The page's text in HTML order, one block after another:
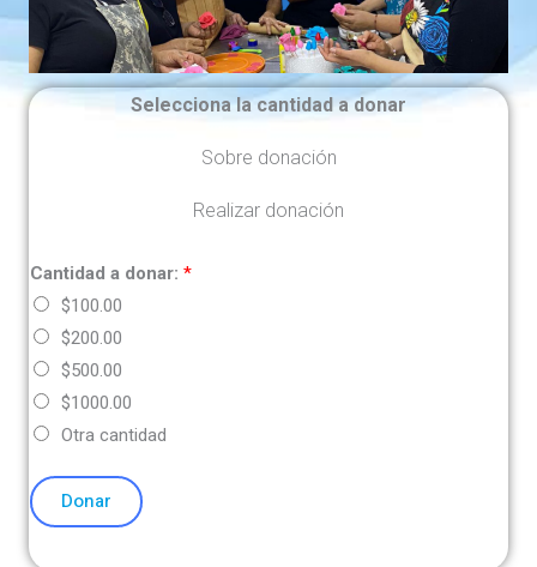
Selecciona la cantidad a donar
Sobre donación
Realizar donación
Cantidad a donar: *
$100.00
$200.00
$500.00
$1000.00
Otra cantidad
Donar